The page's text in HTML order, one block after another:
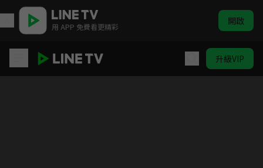
用 APP 免費看更精彩 開啟
升級VIP